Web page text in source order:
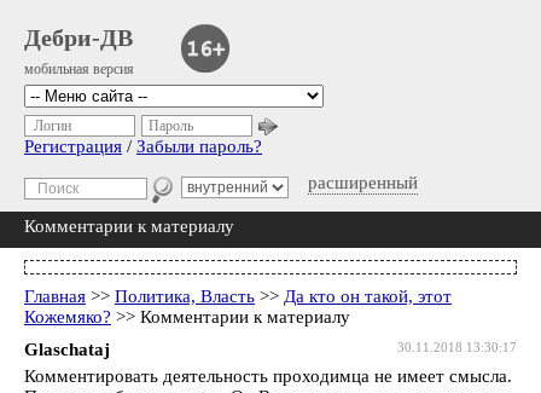
Дебри-ДВ
мобильная версия
расширенный
Логин Пароль
Регистрация / Забыли пароль?
Комментарии к материалу
Главная >> Политика, Власть >> Да кто он такой, этот
Кожемяко? >> Комментарии к материалу
30.11.2018 13:30:17
Glaschataj
Комментировать деятельность проходимца не имеет смысла.